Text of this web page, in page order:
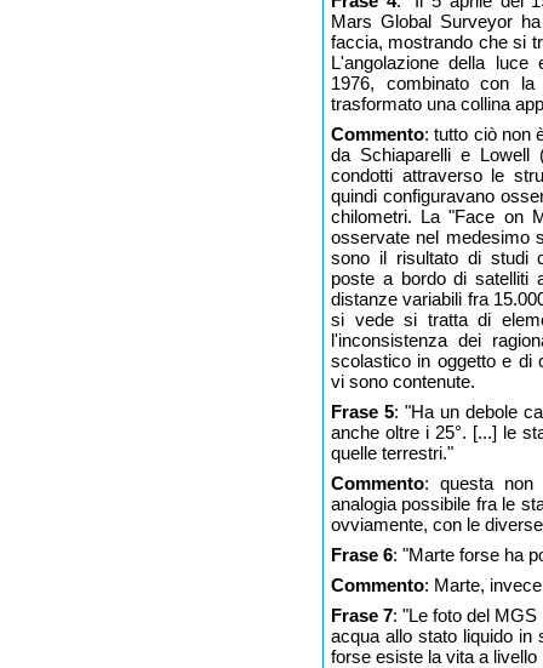
Mars Global Surveyor
faccia, mostrando che si
L'angolazione della
1976, combinato con la
trasformato una collina
Commento: tutto ciò non
da Schiaparelli e
condotti attraverso le
quindi configuravano
chilometri. La "Face on
osservate nel medesimo
sono il risultato di studi
poste a bordo di satelliti
distanze variabili fra
si vede si tratta di
l'inconsistenza dei
scolastico in oggetto e di
vi sono contenute.
Frase 5: "Ha un debole
anche oltre i 25°. [...] le
quelle terrestri."
Commento: questa non
analogia possibile fra le
ovviamente, con le
Frase 6: "Marte forse ha
Commento: Marte,
Frase 7: "Le foto del
acqua allo stato liquido in
forse esiste la vita a